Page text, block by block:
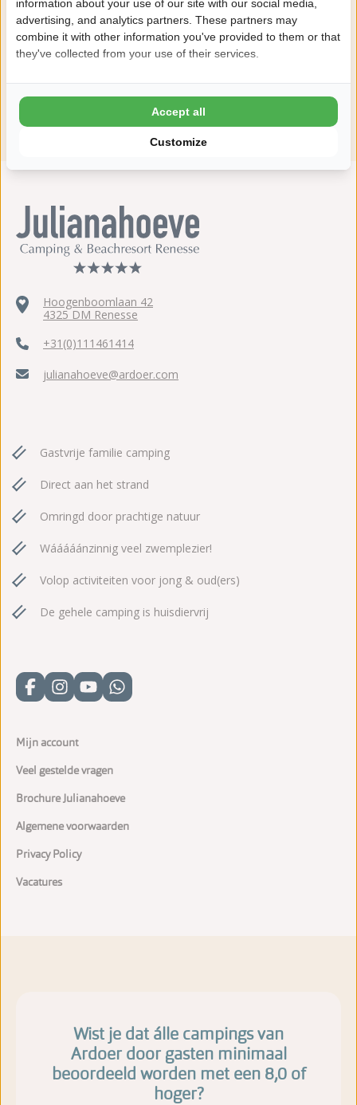
Daarom boek je bij Julianahoeve
8,8 Ardoer Gastenbeoordeling
ANWB 5 sterren Top Camping
Hoogenboomlaan 42
4325 DM Renesse
+31(0)111461414
julianahoeve@ardoer.com
Gastvrije familie camping
Direct aan het strand
Omringd door prachtige natuur
Wááááánzinnig veel zwemplezier!
Volop activiteiten voor jong & oud(ers)
De gehele camping is huisdiervrij
Mijn account
Veel gestelde vragen
Brochure Julianahoeve
Algemene voorwaarden
Privacy Policy
Vacatures
Wist je dat álle campings van
Ardoer door gasten minimaal
beoordeeld worden met een 8,0 of
hoger?
information about your use of our site with our social media,
advertising, and analytics partners. These partners may
combine it with other information you've provided to them or that
they've collected from your use of their services.
Customize
Accept all